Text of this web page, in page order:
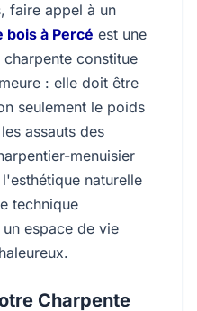
faire appel à un
bois à Percé est une
constitue
: elle doit être
seulement le poids
assauts des
menuisier
naturelle
technique
espace de vie
Charpente